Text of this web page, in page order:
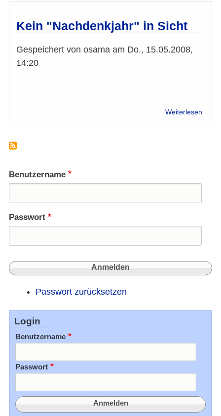
Kein "Nachdenkjahr" in Sicht
Gespeichert von osama am Do., 15.05.2008,
14:20
Weiterlesen
Benutzername
Passwort
Passwort zurücksetzen
Login
Benutzername
Passwort